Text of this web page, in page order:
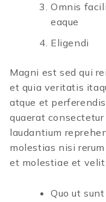
Omnis
eaque
Eligendi
Magni est sed qui
et quia veritatis
atque et
quaerat
laudantium
molestias nisi
et molestiae et velit
Quo ut